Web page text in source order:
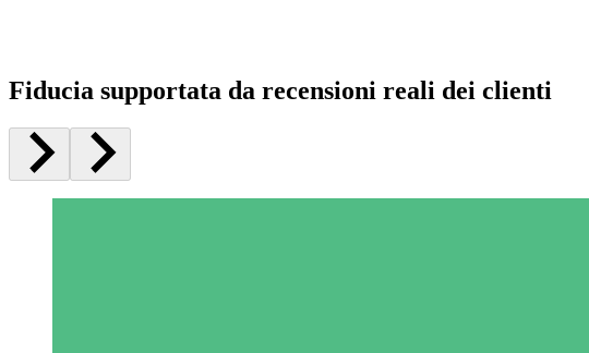
Fiducia supportata da recensioni reali dei clienti